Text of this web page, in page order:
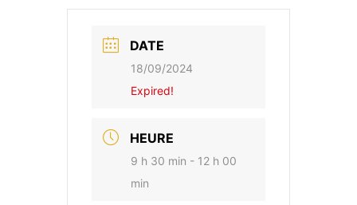
DATE
18/09/2024
Expired!
HEURE
9 h 30 min - 12 h 00
min